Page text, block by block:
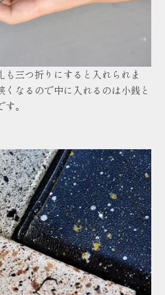
三つ折りにすると入れられま
なるので中に入れるのは小銭と
。